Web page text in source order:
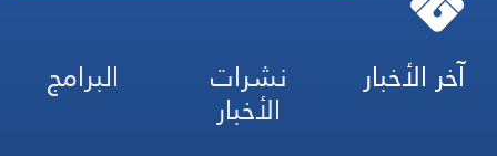
آخر الأخبار نشرات
الأخبار
البرامج